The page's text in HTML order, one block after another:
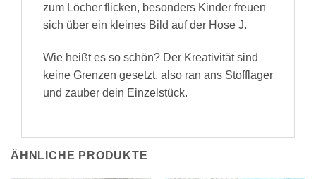
zum Löcher flicken, besonders Kinder freuen
sich über ein kleines Bild auf der Hose J.
Wie heißt es so schön? Der Kreativität sind
keine Grenzen gesetzt, also ran ans Stofflager
und zauber dein Einzelstück.
ÄHNLICHE PRODUKTE